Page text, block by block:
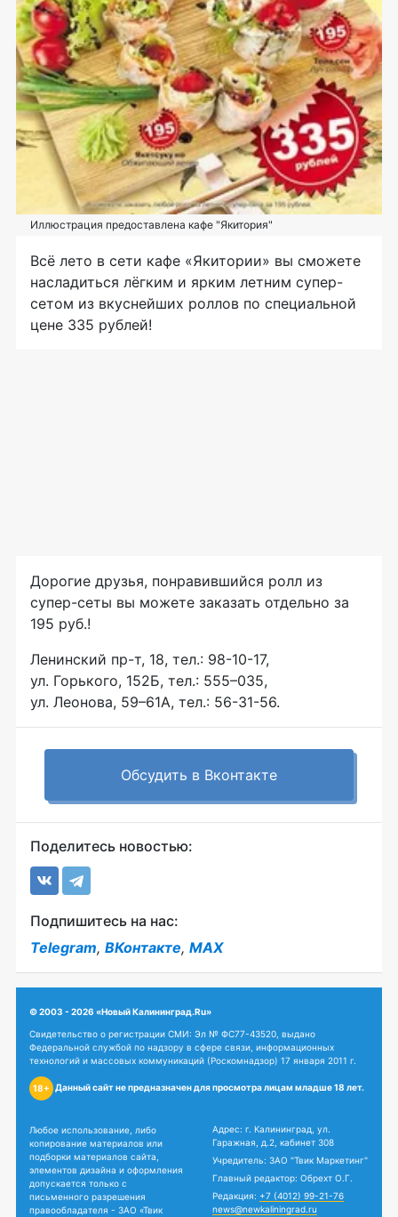
Иллюстрация предоставлена кафе "Якитория"
Всё лето в сети кафе «Якитории» вы сможете
насладиться лёгким и ярким летним супер-
сетом из вкуснейших роллов по специальной
цене 335 рублей!
Дорогие друзья, понравившийся ролл из
супер-сеты вы можете заказать отдельно за
195 руб.!
Ленинский пр-т, 18, тел.: 98-10-17,
ул. Горького, 152Б, тел.: 555–035,
ул. Леонова, 59–61А, тел.: 56-31-56.
Обсудить в Вконтакте
Поделитесь новостью:
Подпишитесь на нас:
Telegram, ВКонтакте, MAX
© 2003 - 2026 «Новый Калининград.Ru»
Свидетельство о регистрации СМИ: Эл № ФС77-43520, выдано
Федеральной службой по надзору в сфере связи, информационных
технологий и массовых коммуникаций (Роскомнадзор) 17 января 2011 г.
18+ Данный сайт не предназначен для просмотра лицам младше 18 лет.
Любое использование, либо
копирование материалов или
подборки материалов сайта,
элементов дизайна и оформления
допускается только с
письменного разрешения
правообладателя - ЗАО «Твик
Адрес: г. Калининград, ул.
Гаражная, д.2, кабинет 308
Учредитель: ЗАО "Твик Маркетинг"
Главный редактор: Обрехт О.Г.
Редакция: +7 (4012) 99-21-76
news@newkaliningrad.ru